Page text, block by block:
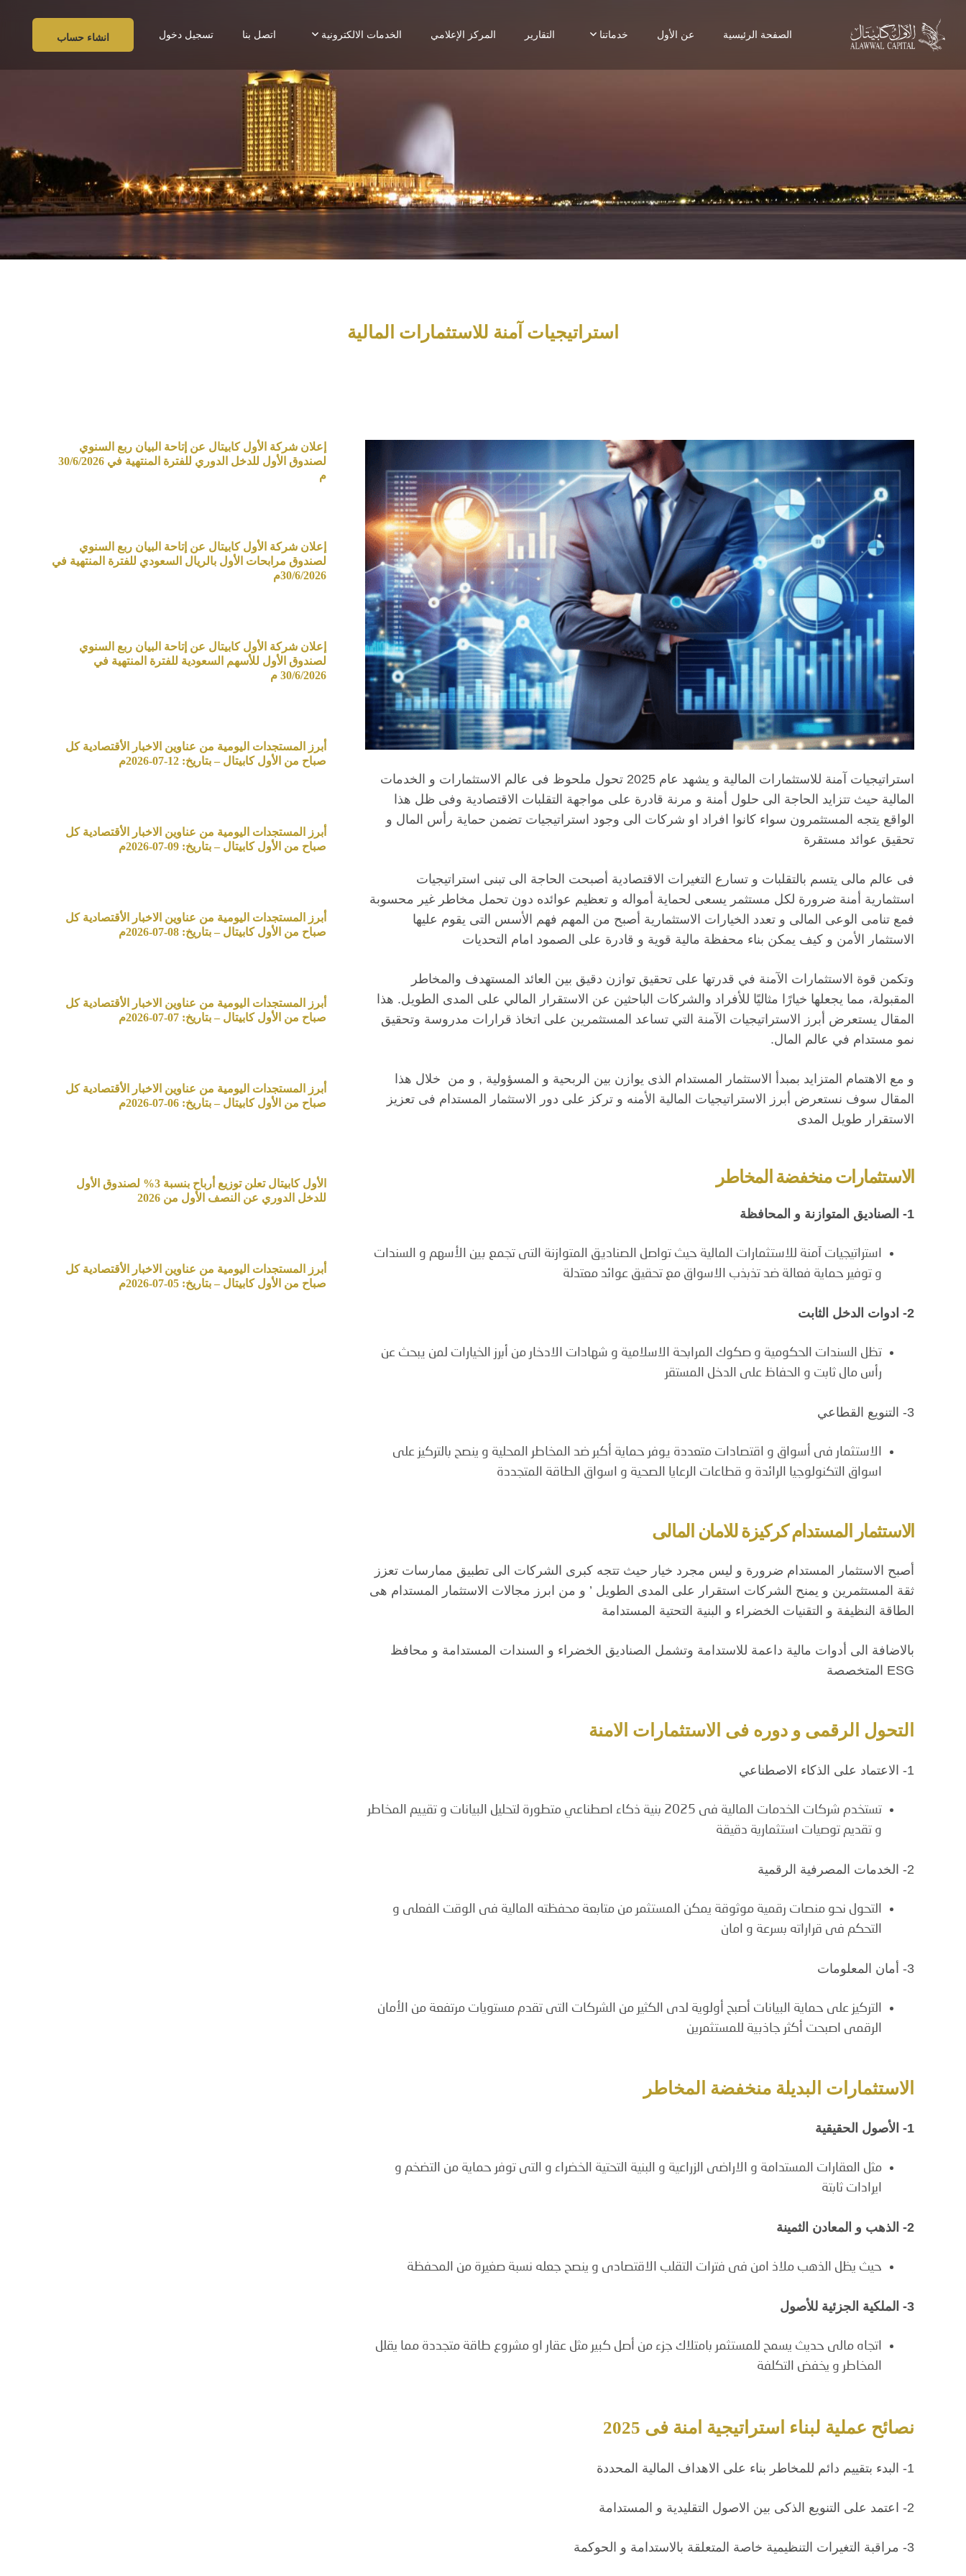
الصفحة الرئيسية عن الأول خدماتنا التقارير المركز الإعلامي الخدمات الالكترونية اتصل بنا تسجيل دخول انشاء حساب
استراتيجيات آمنة للاستثمارات المالية
استراتيجيات آمنة للاستثمارات المالية و يشهد عام 2025 تحول ملحوظ فى عالم الاستثمارات و الخدمات
المالية حيث تتزايد الحاجة الى حلول أمنة و مرنة قادرة على مواجهة التقلبات الاقتصادية وفى ظل هذا
الواقع يتجه المستثمرون سواء كانوا افراد او شركات الى وجود استراتيجيات تضمن حماية رأس المال و
تحقيق عوائد مستقرة
فى عالم مالى يتسم بالتقلبات و تسارع التغيرات الاقتصادية أصبحت الحاجة الى تبنى استراتيجيات
استثمارية أمنة ضرورة لكل مستثمر يسعى لحماية أمواله و تعظيم عوائده دون تحمل مخاطر غير محسوبة
فمع تنامى الوعى المالى و تعدد الخيارات الاستثمارية أصبح من المهم فهم الأسس التى يقوم عليها
الاستثمار الأمن و كيف يمكن بناء محفظة مالية قوية و قادرة على الصمود امام التحديات
وتكمن قوة الاستثمارات الآمنة في قدرتها على تحقيق توازن دقيق بين العائد المستهدف والمخاطر
المقبولة، مما يجعلها خيارًا مثاليًا للأفراد والشركات الباحثين عن الاستقرار المالي على المدى الطويل. هذا
المقال يستعرض أبرز الاستراتيجيات الآمنة التي تساعد المستثمرين على اتخاذ قرارات مدروسة وتحقيق
نمو مستدام في عالم المال.
و مع الاهتمام المتزايد بمبدأ الاستثمار المستدام الذى يوازن بين الربحية و المسؤولية , و من خلال هذا
المقال سوف نستعرض أبرز الاستراتيجيات المالية الأمنه و تركز على دور الاستثمار المستدام فى تعزيز
الاستقرار طويل المدى
الاستثمارات منخفضة المخاطر
1- الصناديق المتوازنة و المحافظة
استراتيجيات آمنة للاستثمارات المالية حيث تواصل الصناديق المتوازنة التى تجمع بين الأسهم و السندات
و توفير حماية فعالة ضد تذبذب الاسواق مع تحقيق عوائد معتدلة
2- ادوات الدخل الثابت
تظل السندات الحكومية و صكوك المرابحة الاسلامية و شهادات الادخار من أبرز الخيارات لمن يبحث عن
رأس مال ثابت و الحفاظ على الدخل المستقر
3- التنويع القطاعي
الاستثمار فى أسواق و اقتصادات متعددة يوفر حماية أكبر ضد المخاطر المحلية و ينصح بالتركيز على
اسواق التكنولوجيا الرائدة و قطاعات الرعايا الصحية و اسواق الطاقة المتجددة
الاستثمار المستدام كركيزة للامان المالى
أصبح الاستثمار المستدام ضرورة و ليس مجرد خيار حيث تتجه كبرى الشركات الى تطبيق ممارسات تعزز
ثقة المستثمرين و يمنح الشركات استقرار على المدى الطويل ’ و من ابرز مجالات الاستثمار المستدام هى
الطاقة النظيفة و التقنيات الخضراء و البنية التحتية المستدامة
بالاضافة الى أدوات مالية داعمة للاستدامة وتشمل الصناديق الخضراء و السندات المستدامة و محافظ
ESG المتخصصة
التحول الرقمى و دوره فى الاستثمارات الامنة
1- الاعتماد على الذكاء الاصطناعي
تستخدم شركات الخدمات المالية فى 2025 بنية ذكاء اصطناعي متطورة لتحليل البيانات و تقييم المخاطر
و تقديم توصيات استثمارية دقيقة
2- الخدمات المصرفية الرقمية
التحول نحو منصات رقمية موثوقة يمكن المستثمر من متابعة محفظته المالية فى الوقت الفعلى و
التحكم فى قراراته بسرعة و امان
3- أمان المعلومات
التركيز على حماية البيانات أصبح أولوية لدى الكثير من الشركات التى تقدم مستويات مرتفعة من الأمان
الرقمى اصبحت أكثر جاذبية للمستثمرين
الاستثمارات البديلة منخفضة المخاطر
1- الأصول الحقيقية
مثل العقارات المستدامة و الاراضى الزراعية و البنية التحتية الخضراء و التى توفر حماية من التضخم و
ايرادات ثابتة
2- الذهب و المعادن الثمينة
حيث يظل الذهب ملاذ امن فى فترات التقلب الاقتصادى و ينصح جعله نسبة صغيرة من المحفظة
3- الملكية الجزئية للأصول
اتجاه مالى حديث يسمح للمستثمر بامتلاك جزء من أصل كبير مثل عقار او مشروع طاقة متجددة مما يقلل
المخاطر و يخفض التكلفة
نصائح عملية لبناء استراتيجية امنة فى 2025
1- البدء بتقييم دائم للمخاطر بناء على الاهداف المالية المحددة
2- اعتمد على التنويع الذكى بين الاصول التقليدية و المستدامة
3- مراقبة التغيرات التنظيمية خاصة المتعلقة بالاستدامة و الحوكمة
إعلان شركة الأول كابيتال عن إتاحة البيان ربع السنوي
م
إعلان شركة الأول كابيتال عن إتاحة البيان ربع السنوي
لصندوق مرابحات الأول بالريال السعودي للفترة المنتهية في
30/6/2026م
إعلان شركة الأول كابيتال عن إتاحة البيان ربع السنوي
لصندوق الأول للأسهم السعودية للفترة المنتهية في
30/6/2026 م
أبرز المستجدات اليومية من عناوين الاخبار الأقتصادية كل
صباح من الأول كابيتال – بتاريخ: 12-07-2026م
أبرز المستجدات اليومية من عناوين الاخبار الأقتصادية كل
صباح من الأول كابيتال – بتاريخ: 09-07-2026م
أبرز المستجدات اليومية من عناوين الاخبار الأقتصادية كل
صباح من الأول كابيتال – بتاريخ: 08-07-2026م
أبرز المستجدات اليومية من عناوين الاخبار الأقتصادية كل
صباح من الأول كابيتال – بتاريخ: 07-07-2026م
أبرز المستجدات اليومية من عناوين الاخبار الأقتصادية كل
صباح من الأول كابيتال – بتاريخ: 06-07-2026م
الأول كابيتال تعلن توزيع أرباح بنسبة 3% لصندوق الأول
للدخل الدوري عن النصف الأول من 2026
أبرز المستجدات اليومية من عناوين الاخبار الأقتصادية كل
صباح من الأول كابيتال – بتاريخ: 05-07-2026م